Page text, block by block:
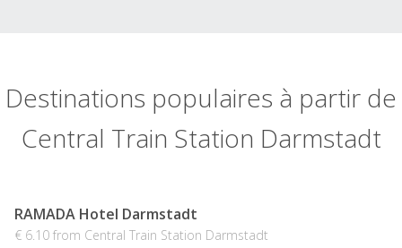
Destinations populaires à partir de
Central Train Station Darmstadt
RAMADA Hotel Darmstadt
€ 6.10 from Central Train Station Darmstadt